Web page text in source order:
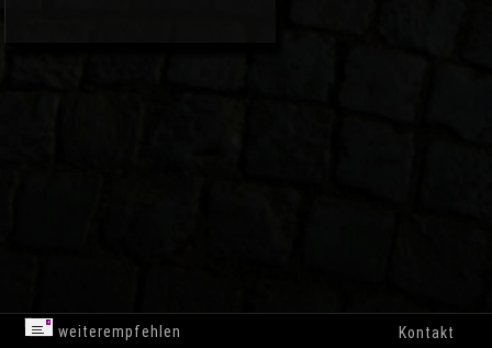
weiterempfehlen Kontakt